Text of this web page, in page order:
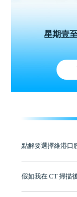
星期壹
點解要選擇維港口
牌」、「2025香港
至今已服務超過三十
假如我在 CT 掃描
不會！只要未開始實